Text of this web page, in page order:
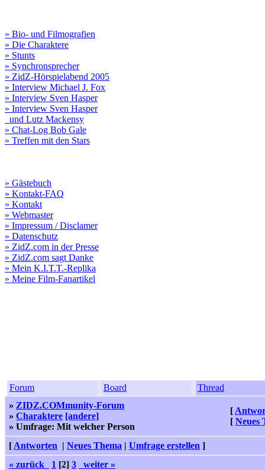
» Bio- und Filmografien
» Die Charaktere
» Stunts
» Synchronsprecher
» ZidZ-Hörspielabend 2005
» Interview Michael J. Fox
» Interview Sven Hasper
» Interview Sven Hasper
und Lutz Mackensy
» Chat-Log Bob Gale
» Treffen mit den Stars
» Gästebuch
» Kontakt-FAQ
» Kontakt
» Webmaster
» Impressum / Disclamer
» Datenschutz
» ZidZ.com in der Presse
» ZidZ.com sagt Danke
» Mein K.I.T.T.-Replika
» Meine Film-Fanartikel
Forum Board
Thread
» ZIDZ.COMmunity-Forum
» Charaktere [andere]
» Umfrage: Mit welcher Person
[
[ Neues
[ Antworten | Neues Thema | Umfrage erstellen ]
« zurück
1 [2] 3
weiter »